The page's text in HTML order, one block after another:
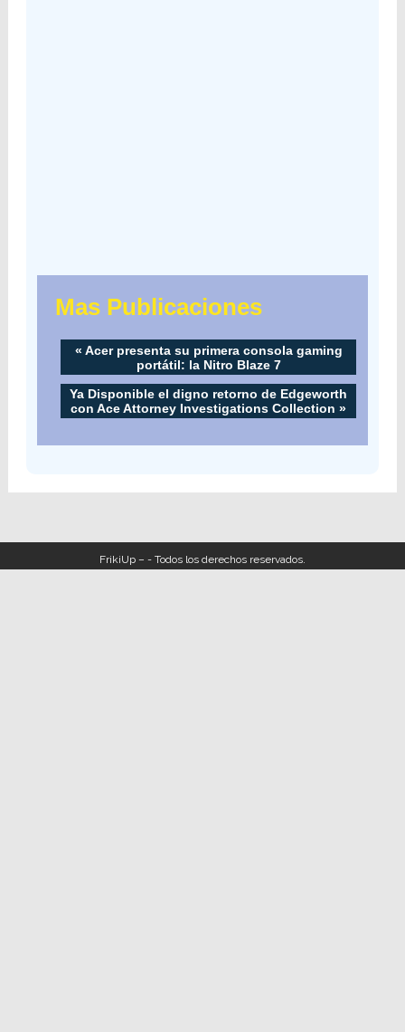
Mas Publicaciones
« Acer presenta su primera consola gaming
portátil: la Nitro Blaze 7
Ya Disponible el digno retorno de Edgeworth
con Ace Attorney Investigations Collection »
FrikiUp – - Todos los derechos reservados.